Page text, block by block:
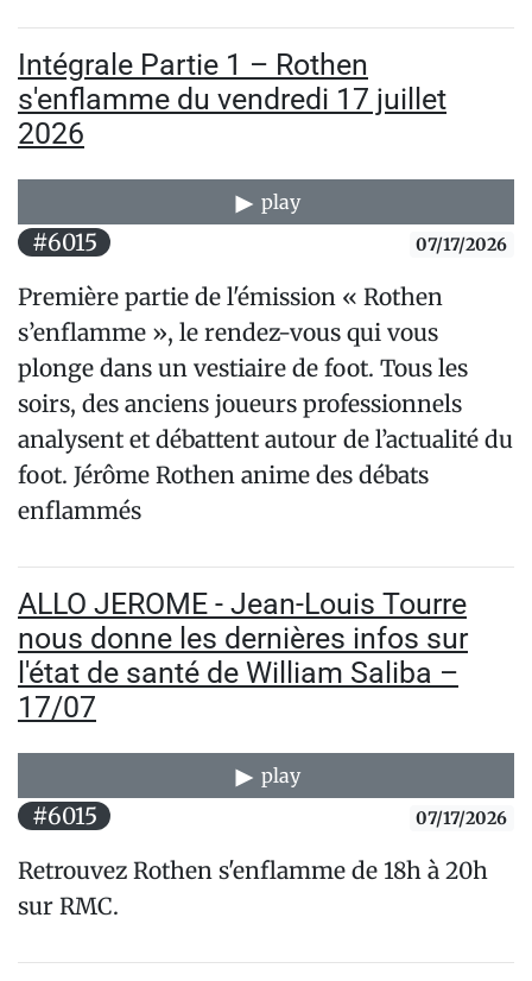
Intégrale Partie 1 – Rothen
s'enflamme du vendredi 17 juillet
2026
play
#6015 07/17/2026
Première partie de l'émission « Rothen
s’enflamme », le rendez-vous qui vous
plonge dans un vestiaire de foot. Tous les
soirs, des anciens joueurs professionnels
analysent et débattent autour de l’actualité du
foot. Jérôme Rothen anime des débats
enflammés
ALLO JEROME - Jean-Louis Tourre
nous donne les dernières infos sur
l'état de santé de William Saliba –
17/07
play
#6015 07/17/2026
Retrouvez Rothen s'enflamme de 18h à 20h
sur RMC.